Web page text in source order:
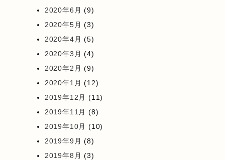
2020年6月 (9)
2020年5月 (3)
2020年4月 (5)
2020年3月 (4)
2020年2月 (9)
2020年1月 (12)
2019年12月 (11)
2019年11月 (8)
2019年10月 (10)
2019年9月 (8)
2019年8月 (3)